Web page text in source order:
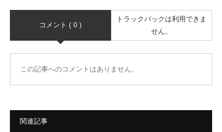
コメント ( 0 )
トラックバックは利用できま
せん。
この記事へのコメントはありません。
関連記事